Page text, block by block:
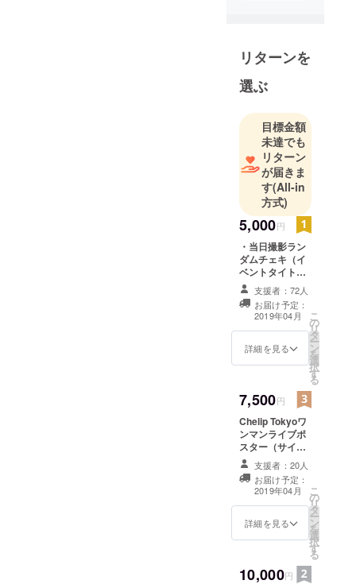
リターンを
選ぶ
目標金額
未達でも
リターン
が届きま
す(All-in
方式)
5,000円
・当日撮影ラン
ダムチェキ（イ
ベントタイトル
入り/サイン無
し） ・ワンマン
ライブ映像
DVD（定点撮影/
ファンド協力者
の名前をクレ
支援者：72人
お届け予定：
2019年04月
詳細を見る
こ
の
リ
タ
ー
ン
を
選
択
す
る
7,500円
Chelip Tokyoワ
ンマンライブポ
スター（サイン
入り）支援者：20人
お届け予定：
2019年04月
詳細を見る
こ
の
リ
タ
ー
ン
を
選
択
す
る
10,000円